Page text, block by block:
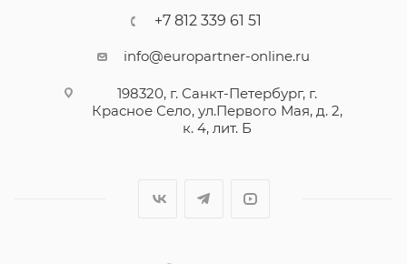
+7 812 339 61 51
info@europartner-online.ru
198320, г. Санкт-Петербург, г.
Красное Село, ул.Первого Мая, д. 2,
к. 4, лит. Б